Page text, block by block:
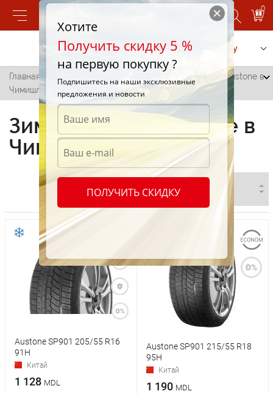
0
Позвонить Заказать услугу
Главная /
Зимние шины Austone в
Чимишлие
Зимние шины Austone в
Чимишлие
Austone SP901 205/55 R16
91H
Китай
1 128 MDL
Austone SP901 215/55 R18
95H
Китай
1 190 MDL
Хотите
Получить скидку 5 %
на первую покупку ?
Подпишитесь на наши эксклюзивные
предложения и новости
ПОЛУЧИТЬ СКИДКУ